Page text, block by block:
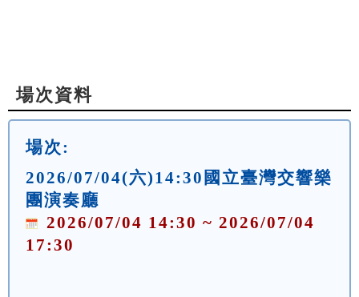
場次資料
場次:
2026/07/04(六)14:30國立臺灣交響樂
團演奏廳
2026/07/04 14:30 ~ 2026/07/04
17:30